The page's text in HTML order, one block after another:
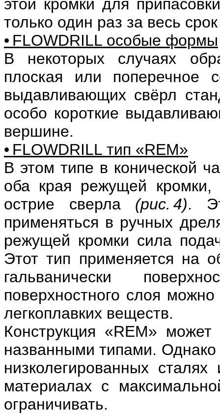
этой кромки для
только один раз за весь
• FLOWDRILL особые формы
В некоторых случаях
плоская или поперечное
выдавливающих свёрл
особо короткие
вершине.
• FLOWDRILL тип «REM»
В этом типе в конической
оба края режущей кромки,
острие сверла (рис. 4).
применяться в ручных
режущей кромки сила
Этот тип применяется на
гальванически
поверхностного слоя
легкоплавких веществ.
Конструкция «REM»
названными типами. Однако
низколегированных
материалах с
ограничивать.